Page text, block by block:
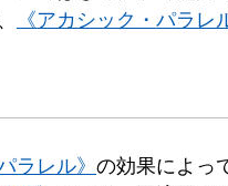
《アカシック・パラレ
ラレル》 の効果によっ